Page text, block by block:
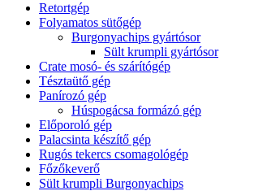
Retortgép
Folyamatos sütőgép
Burgonyachips gyártósor
Sült krumpli gyártósor
Crate mosó- és szárítógép
Tésztaütő gép
Panírozó gép
Húspogácsa formázó gép
Előporoló gép
Palacsinta készítő gép
Rugós tekercs csomagológép
Főzőkeverő
Sült krumpli Burgonyachips